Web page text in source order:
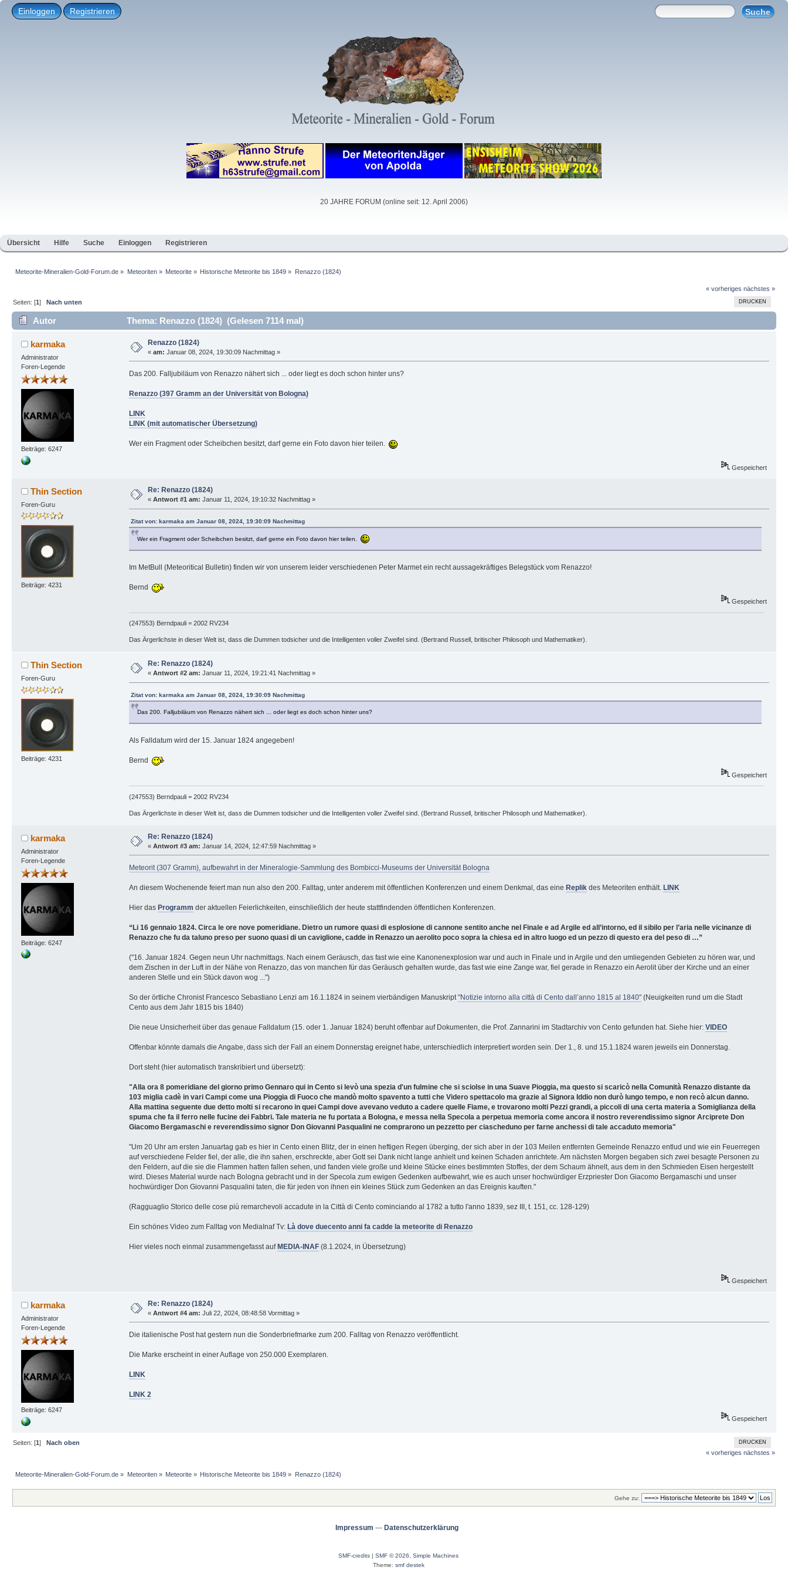
Einloggen Registrieren
20 JAHRE FORUM (online seit: 12. April 2006)
Übersicht Hilfe Suche Einloggen Registrieren
Meteorite-Mineralien-Gold-Forum.de » Meteoriten» Meteorite» Historische Meteorite bis 1849 » Renazzo (1824)
« vorheriges nächstes »
DRUCKEN
Seiten: [1]Nach unten
Autor Thema: Renazzo (1824) (Gelesen 7114 mal)
karmaka
Administrator
Foren-Legende
Beiträge: 6247
Renazzo (1824)
« am: Januar 08, 2024, 19:30:09 Nachmittag »
Das 200. Falljubiläum von Renazzo nähert sich ... oder liegt es doch schon hinter uns?
Renazzo (397 Gramm an der Universität von Bologna)
LINK
LINK (mit automatischer Übersetzung)
Wer ein Fragment oder Scheibchen besitzt, darf gerne ein Foto davon hier teilen.
Gespeichert
Thin Section
Foren-Guru
Beiträge: 4231
Re: Renazzo (1824)
« Antwort #1 am: Januar 11, 2024, 19:10:32 Nachmittag »
Zitat von: karmaka am Januar 08, 2024, 19:30:09 Nachmittag
Wer ein Fragment oder Scheibchen besitzt, darf gerne ein Foto davon hier teilen.
Im MetBull (Meteoritical Bulletin) finden wir von unserem leider verschiedenen Peter Marmet ein recht aussagekräftiges Belegstück vom Renazzo!
Bernd
Gespeichert
(247553) Berndpauli = 2002 RV234
Das Ärgerlichste in dieser Welt ist, dass die Dummen todsicher und die Intelligenten voller Zweifel sind. (Bertrand Russell, britischer Philosoph und Mathematiker).
Thin Section
Foren-Guru
Beiträge: 4231
Re: Renazzo (1824)
« Antwort #2 am: Januar 11, 2024, 19:21:41 Nachmittag »
Zitat von: karmaka am Januar 08, 2024, 19:30:09 Nachmittag
Das 200. Falljubiläum von Renazzo nähert sich ... oder liegt es doch schon hinter uns?
Als Falldatum wird der 15. Januar 1824 angegeben!
Bernd
Gespeichert
(247553) Berndpauli = 2002 RV234
Das Ärgerlichste in dieser Welt ist, dass die Dummen todsicher und die Intelligenten voller Zweifel sind. (Bertrand Russell, britischer Philosoph und Mathematiker).
karmaka
Administrator
Foren-Legende
Beiträge: 6247
Re: Renazzo (1824)
« Antwort #3 am: Januar 14, 2024, 12:47:59 Nachmittag »
Meteorit (307 Gramm), aufbewahrt in der Mineralogie-Sammlung des Bombicci-Museums der Universität Bologna
An diesem Wochenende feiert man nun also den 200. Falltag, unter anderem mit öffentlichen Konferenzen und einem Denkmal, das eine Replikdes Meteoriten enthält. LINK
Hier das Programm der aktuellen Feierlichkeiten, einschließlich der heute stattfindenden öffentlichen Konferenzen.
“Li 16 gennaio 1824. Circa le ore nove pomeridiane. Dietro un rumore quasi di esplosione di cannone sentito anche nel Finale e ad Argile ed all’intorno, ed il sibilo per l’aria nelle vicinanze di
Renazzo che fu da taluno preso per suono quasi di un caviglione, cadde in Renazzo un aerolito poco sopra la chiesa ed in altro luogo ed un pezzo di questo era del peso di …”
("16. Januar 1824. Gegen neun Uhr nachmittags. Nach einem Geräusch, das fast wie eine Kanonenexplosion war und auch in Finale und in Argile und den umliegenden Gebieten zu hören war, und
dem Zischen in der Luft in der Nähe von Renazzo, das von manchen für das Geräusch gehalten wurde, das fast wie eine Zange war, fiel gerade in Renazzo ein Aerolit über der Kirche und an einer
anderen Stelle und ein Stück davon wog ...")
So der örtliche Chronist Francesco Sebastiano Lenzi am 16.1.1824 in seinem vierbändigen Manuskript "Notizie intorno alla città di Cento dall’anno 1815 al 1840"(Neuigkeiten rund um die Stadt
Cento aus dem Jahr 1815 bis 1840)
Die neue Unsicherheit über das genaue Falldatum (15. oder 1. Januar 1824) beruht offenbar auf Dokumenten, die Prof. Zannarini im Stadtarchiv von Cento gefunden hat. Siehe hier: VIDEO
Offenbar könnte damals die Angabe, dass sich der Fall an einem Donnerstag ereignet habe, unterschiedlich interpretiert worden sein. Der 1., 8. und 15.1.1824 waren jeweils ein Donnerstag.
Dort steht (hier automatisch transkribiert und übersetzt):
"Alla ora 8 pomeridiane del giorno primo Gennaro qui in Cento si levò una spezia d'un fulmine che si sciolse in una Suave Pioggia, ma questo si scaricò nella Comunità Renazzo distante da
103 miglia cadè in vari Campi come una Pioggia di Fuoco che mandò molto spavento a tutti che Videro spettacolo ma grazie al Signora Iddio non durò lungo tempo, e non recò alcun danno.
Alla mattina seguente due detto molti si recarono in quei Campi dove avevano veduto a cadere quelle Fiame, e trovarono molti Pezzi grandi, a piccoli di una certa materia a Somiglianza della
spuma che fa il ferro nelle fucine dei Fabbri. Tale materia ne fu portata a Bologna, e messa nella Specola a perpetua memoria come ancora il nostro reverendissimo signor Arciprete Don
Giacomo Bergamaschi e reverendissimo signor Don Giovanni Pasqualini ne comprarono un pezzetto per ciascheduno per farne anchessi di tale accaduto memoria"
"Um 20 Uhr am ersten Januartag gab es hier in Cento einen Blitz, der in einen heftigen Regen überging, der sich aber in der 103 Meilen entfernten Gemeinde Renazzo entlud und wie ein Feuerregen
auf verschiedene Felder fiel, der alle, die ihn sahen, erschreckte, aber Gott sei Dank nicht lange anhielt und keinen Schaden anrichtete. Am nächsten Morgen begaben sich zwei besagte Personen zu
den Feldern, auf die sie die Flammen hatten fallen sehen, und fanden viele große und kleine Stücke eines bestimmten Stoffes, der dem Schaum ähnelt, aus dem in den Schmieden Eisen hergestellt
wird. Dieses Material wurde nach Bologna gebracht und in der Specola zum ewigen Gedenken aufbewahrt, wie es auch unser hochwürdiger Erzpriester Don Giacomo Bergamaschi und unser
hochwürdiger Don Giovanni Pasqualini taten, die für jeden von ihnen ein kleines Stück zum Gedenken an das Ereignis kauften."
(Ragguaglio Storico delle cose più remarchevoli accadute in la Città di Cento cominciando al 1782 a tutto l'anno 1839, sez III, t. 151, cc. 128-129)
Ein schönes Video zum Falltag von MediaInaf Tv: Là dove duecento anni fa cadde la meteorite di Renazzo
Hier vieles noch einmal zusammengefasst aufMEDIA-INAF(8.1.2024, in Übersetzung)
Gespeichert
karmaka
Administrator
Foren-Legende
Beiträge: 6247
Re: Renazzo (1824)
« Antwort #4 am: Juli 22, 2024, 08:48:58 Vormittag »
Die italienische Post hat gestern nun die Sonderbriefmarke zum 200. Falltag von Renazzo veröffentlicht.
Die Marke erscheint in einer Auflage von 250.000 Exemplaren.
LINK
LINK 2
Gespeichert
DRUCKEN
Seiten: [1]Nach oben
« vorheriges nächstes »
Meteorite-Mineralien-Gold-Forum.de » Meteoriten» Meteorite» Historische Meteorite bis 1849 » Renazzo (1824)
Gehe zu:
Impressum --- Datenschutzerklärung
SMF-credits | SMF © 2026
Simple Machines
Theme: smf destek